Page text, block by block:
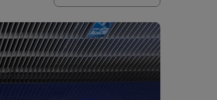
Televize
Audio
Domácí spotřebiče
Tablety
Mobilní telefony